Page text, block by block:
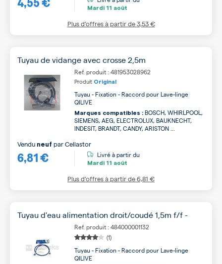
Mardi 11 août
Plus d’offres à partir de3,53 €
Tuyau de vidange avec crosse 2,5m
Ref. produit : 481953028962
Produit Original
Tuyau - Fixation - Raccord pour Lave-linge
QILIVE
Marques compatibles : BOSCH, WHIRLPOOL,
SIEMENS, AEG, ELECTROLUX, BAUKNECHT,
INDESIT, BRANDT, CANDY, ARISTON ...
6,81 €
Vendu neuf parCellastor
Livré à partir du
Mardi 11 août
Plus d’offres à partir de6,81 €
Tuyau d'eau alimentation droit/coudé 1,5m f/f -
Ref. produit : 484000001132
(1)
Tuyau - Fixation - Raccord pour Lave-linge
QILIVE